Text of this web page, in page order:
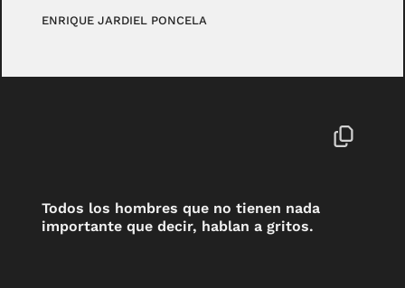
ENRIQUE JARDIEL PONCELA
Todos los hombres que no tienen nada
importante que decir, hablan a gritos.